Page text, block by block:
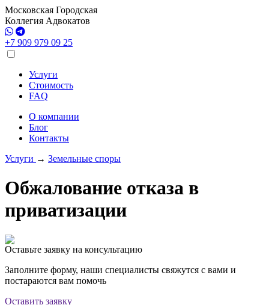
Московская Городская
Коллегия Адвокатов
+7 909 979 09 25
Услуги
Стоимость
FAQ
О компании
Блог
Контакты
Услуги → Земельные споры
Обжалование отказа в
приватизации
Оставьте заявку на консультацию
Заполните форму, наши специалисты свяжутся с вами и
постараются вам помочь
Оставить заявку